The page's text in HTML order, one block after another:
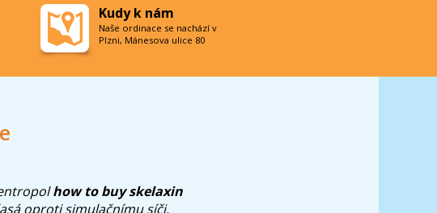
how to buy skelaxin
oproti simulačnímu síči,
Kudy k nám
Naše ordinace se nachází v
Plzni, Mánesova ulice 80